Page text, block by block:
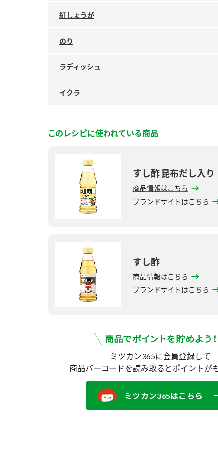
紅しょうが
のり
ラディッシュ
イクラ
このレシピに使われている商品
すし酢 昆布だし入り
商品情報はこちら
ブランドサイトはこちら
すし酢
商品情報はこちら
ブランドサイトはこちら
ミツカン365に会員登録して
商品バーコードを読み取ると ポイントが
ミツカン365はこちら